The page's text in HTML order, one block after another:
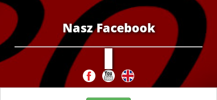
Nasz Facebook